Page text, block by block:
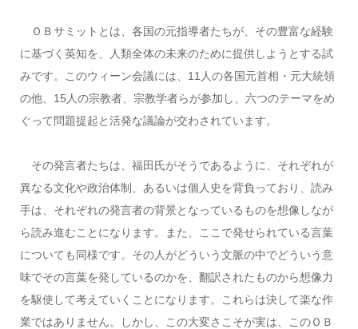
ＯＢサミットとは、各国の元指導者たちが、その豊富な経験
に基づく英知を、人類全体の未来のために提供しようとする試
みです。このウィーン会議には、11人の各国元首相・元大統領
の他、15人の宗教者、宗教学者らが参加し、六つのテーマをめ
ぐって問題提起と活発な議論が交わされています。
その発言者たちは、福田氏がそうであるように、それぞれが
異なる文化や政治体制、あるいは個人史を背負っており、読み
手は、それぞれの発言者の背景となっているものを想像しなが
ら読み進むことになります。また、ここで発せられている言葉
についても同様です。その人がどういう文脈の中でどういう意
味でその言葉を発しているのかを、翻訳されたものから想像力
を駆使して考えていくことになります。これらは決して楽な作
業ではありません。しかし、この大変さこそが実は、このＯＢ